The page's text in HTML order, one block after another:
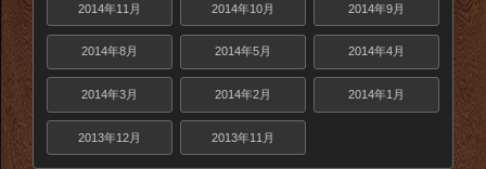
2014年11月 2014年10月 2014年9月
2014年8月 2014年5月 2014年4月
2014年3月 2014年2月 2014年1月
2013年12月 2013年11月